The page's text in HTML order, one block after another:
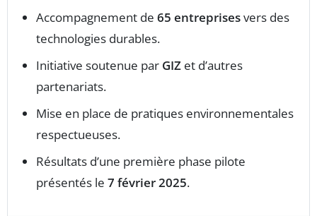
Accompagnement de 65 entreprisesvers des
technologies durables.
Initiative soutenue par GIZ et d’autres
partenariats.
Mise en place de pratiques environnementales
respectueuses.
Résultats d’une première phase pilote
présentés le 7 février 2025.